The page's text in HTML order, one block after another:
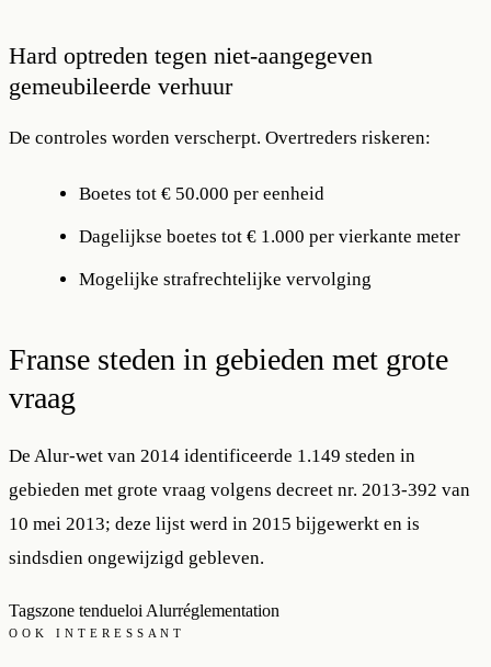
Hard optreden tegen niet-aangegeven
gemeubileerde verhuur
De controles worden verscherpt. Overtreders riskeren:
Boetes tot € 50.000 per eenheid
Dagelijkse boetes tot € 1.000 per vierkante meter
Mogelijke strafrechtelijke vervolging
Franse steden in gebieden met grote
vraag
De Alur-wet van 2014 identificeerde 1.149 steden in
gebieden met grote vraag volgens decreet nr. 2013-392 van
10 mei 2013; deze lijst werd in 2015 bijgewerkt en is
sindsdien ongewijzigd gebleven.
Tagszone tendueloi Alurréglementation
OOK INTERESSANT